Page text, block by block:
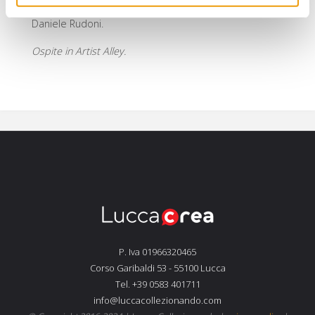
a tema robot nipponiciRobot Madnesscon il collega
Daniele Rudoni.
Ospite in Artist Alley.
P. Iva 01966320465
Corso Garibaldi 53 - 55100 Lucca
Tel. +39 0583 401711
info@luccacollezionando.com